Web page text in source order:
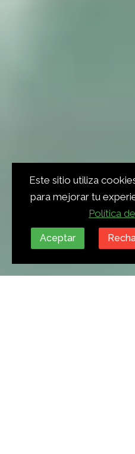
Este sitio utiliza
para mejorar tu
Política
Aceptar